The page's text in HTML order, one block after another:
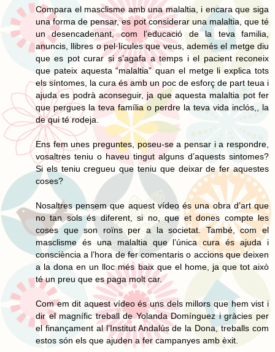
Compara el masclisme amb una malaltia, i encara que siga
una forma de pensar, es pot considerar una malaltia, que té
un desencadenant, com l’educació de la teva familia,
anuncis, llibres o pel·lícules que veus, ademés el metge diu
que es pot curar si s’agafa a temps i el pacient reconeix
que pateix aquesta “malaltia” quan el metge li explica tots
els síntomes, la cura és amb un poc de esforç de part teua i
ajuda es podrà aconseguir, ja que aquesta malaltia pot fer
que pergues la teva família o perdre la teva vida inclós,, la
de qui té rodeja.
Ens fem unes preguntes, poseu-se a pensar i a respondre,
vosaltres teniu o haveu tingut alguns d’aquests sintomes?
Si els teniu cregueu que teniu que deixar de fer aquestes
coses?
Nosaltres pensem que aquest vídeo és una obra d’art que
no tan sols és diferent, si no, que et dones compte les
coses que son roïns per a la societat. També, com el
masclisme és una malaltia que l’única cura és ajuda i
consciència a l’hora de fer comentaris o accions que deixen
a la dona en un lloc més baix que el home, ja que tot això
té un preu que es paga molt car.
Com em dit aquest vídeo és uns dels millors que hem vist i
dir el magnífic treball de Yolanda Domínguez i gràcies per
el finançament al l’Institut Andalús de la Dona, treballs com
estos són els que ajuden a fer campanyes amb èxit.